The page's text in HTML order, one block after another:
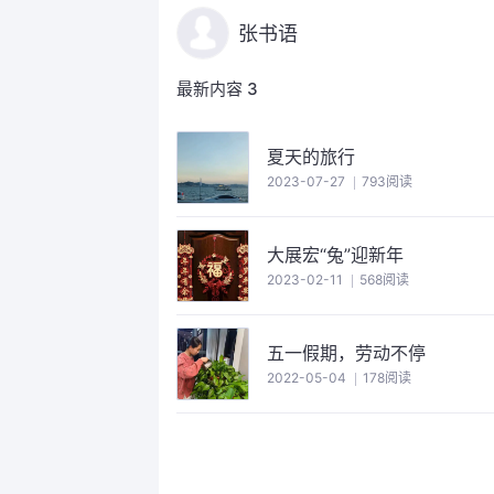
张书语
最新内容 3
夏天的旅行
2023-07-27 793阅读
大展宏“兔”迎新年
2023-02-11 568阅读
五一假期，劳动不停
2022-05-04 178阅读